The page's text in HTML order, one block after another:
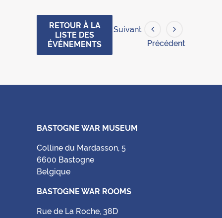
RETOUR À LA
LISTE DES
ÉVÉNEMENTS
Suivant
Précédent
BASTOGNE WAR MUSEUM
Colline du Mardasson, 5
6600 Bastogne
Belgique
BASTOGNE WAR ROOMS
Rue de La Roche, 38D